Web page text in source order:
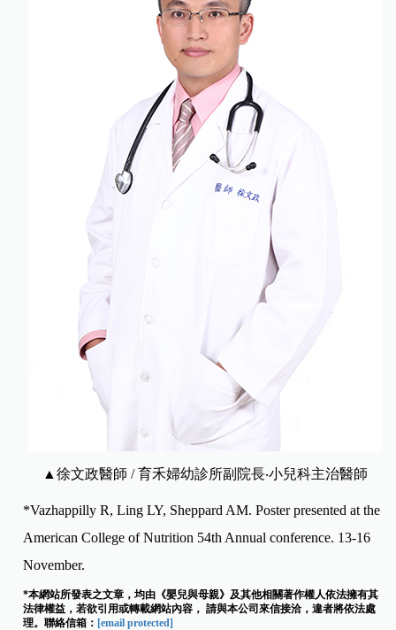
▲徐文政醫師 / 育禾婦幼診所副院長‧小兒科主治醫師
*Vazhappilly R, Ling LY, Sheppard AM. Poster presented at the
American College of Nutrition 54th Annual conference. 13-16
November.
*本網站所發表之文章，均由《嬰兒與母親》及其他相關著作權人依法擁有其
法律權益，若欲引用或轉載網站內容， 請與本公司來信接洽，違者將依法處
理。聯絡信箱： [email protected]